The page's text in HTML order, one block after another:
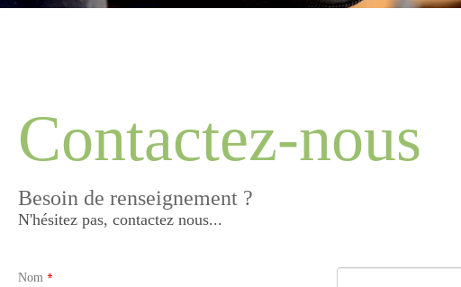
Contactez-nous
Besoin de renseignement ?
N'hésitez pas, contactez nous...
Nom